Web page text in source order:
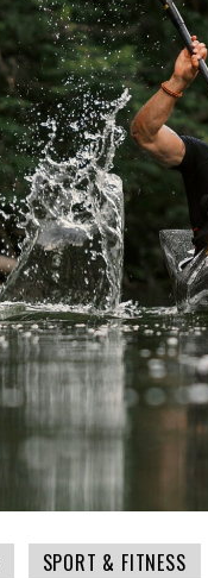
SPORT & FITNESS